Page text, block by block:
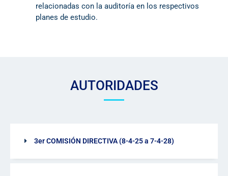
relacionadas con la auditoría en los respectivos
planes de estudio.
AUTORIDADES
3er COMISIÓN DIRECTIVA (8-4-25 a 7-4-28)